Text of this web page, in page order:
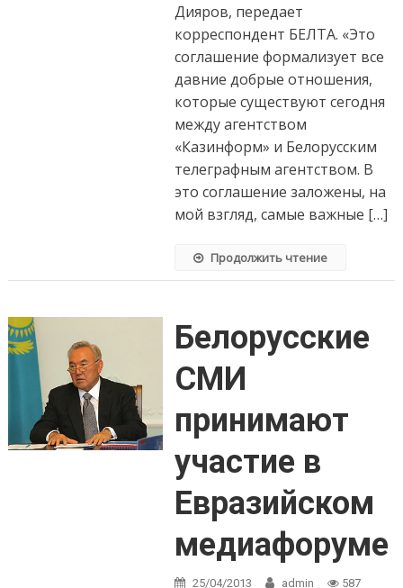
Дияров, передает
корреспондент БЕЛТА. «Это
соглашение формализует все
давние добрые отношения,
которые существуют сегодня
между агентством
«Казинформ» и Белорусским
телеграфным агентством. В
это соглашение заложены, на
мой взгляд, самые важные […]
Продолжить чтение
Белорусские
СМИ
принимают
участие в
Евразийском
медиафоруме
25/04/2013 admin 587